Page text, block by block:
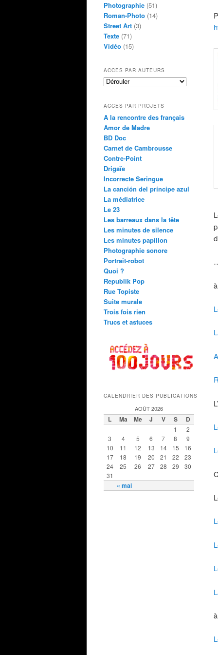
Photographie (51)
Roman-Photo (14)
Street Art (3)
Texte (71)
Vidéo (15)
ACCES PAR AUTEURS
ACCES PAR PROJETS
A la rencontre des français
Amor de Madre
BD Doc
Carnet de Cambrousse
Contre-Point
Drigaïe
Incorrecte Seringue
La canción del príncipe azul
La médiatrice
Le 23
Les barreaux dans la tête
Les minutes de silence
Les minutes papillon
Photographie sonore
Portrait-robot
Quoi ?
Republik Pop
Rue Topiste
Suite murale
Trois fois rien
Trucs et astuces
CALENDRIER DES PUBLICATIONS
AOÛT 2026
L Ma Me J V S D
« mai
1
2
3
4 5 6 7 8
9
10
11 12 13 14 15
16
17
18 19 20 21 22
23
24
25 26 27 28 29
30
31